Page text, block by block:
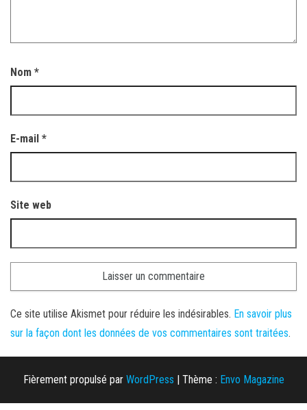
Nom *
E-mail *
Site web
Ce site utilise Akismet pour réduire les indésirables. En savoir plus
sur la façon dont les données de vos commentaires sont traitées.
Fièrement propulsé par WordPress Thème : Envo Magazine